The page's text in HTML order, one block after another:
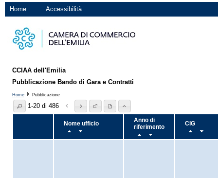
Home Accessibilità
CCIAA dell'Emilia
Pubblicazione Bando di Gara e Contratti
Home Pubblicazione
1-20 di 486
Nome ufficio
Anno di
riferimento
CIG